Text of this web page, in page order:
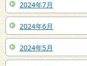
2024年7月
2024年6月
2024年5月